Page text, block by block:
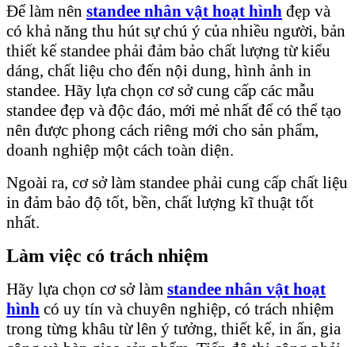
Để làm nên standee nhân vật hoạt hình đẹp và
có khả năng thu hút sự chú ý của nhiều người, bản
thiết kế standee phải đảm bảo chất lượng từ kiểu
dáng, chất liệu cho đến nội dung, hình ảnh in
standee. Hãy lựa chọn cơ sở cung cấp các mẫu
standee đẹp và độc đáo, mới mẻ nhất để có thể tạo
nên được phong cách riêng mới cho sản phẩm,
doanh nghiệp một cách toàn diện.
Ngoài ra, cơ sở làm standee phải cung cấp chất liệu
in đảm bảo độ tốt, bền, chất lượng kĩ thuật tốt
nhất.
Làm việc có trách nhiệm
Hãy lựa chọn cơ sở làm standee nhân vật hoạt
hình có uy tín và chuyên nghiệp, có trách nhiệm
trong từng khâu từ lên ý tưởng, thiết kế, in ấn, gia